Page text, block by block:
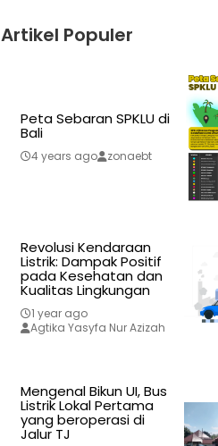
Artikel Populer
Peta Sebaran SPKLU di
Bali
4 years ago zonaebt
Revolusi Kendaraan
Listrik: Dampak Positif
pada Kesehatan dan
Kualitas Lingkungan
1 year ago
Agtika Yasyfa Nur Azizah
Mengenal Bikun UI, Bus
Listrik Lokal Pertama
yang beroperasi di
Jalur TJ